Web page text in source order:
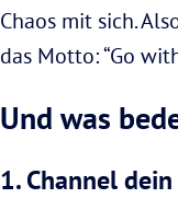
Chaos mit sich.
das Motto: “Go
Und was
1. Channel